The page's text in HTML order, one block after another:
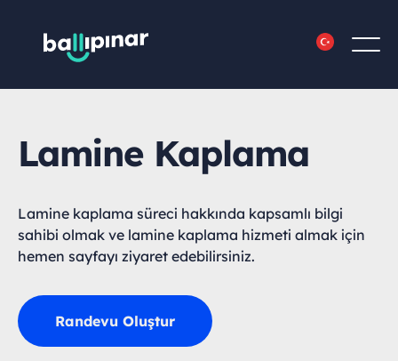
Lamine Kaplama
Lamine kaplama süreci hakkında kapsamlı bilgi
sahibi olmak ve lamine kaplama hizmeti almak için
hemen sayfayı ziyaret edebilirsiniz.
Randevu Oluştur